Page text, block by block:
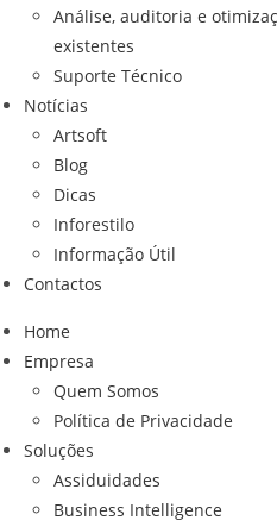
Análise, auditoria e
existentes
Suporte Técnico
Notícias
Artsoft
Blog
Dicas
Inforestilo
Informação Útil
Contactos
Home
Empresa
Quem Somos
Política de Privacidade
Soluções
Assiduidades
Business Intelligence